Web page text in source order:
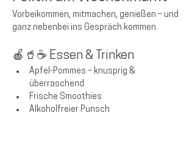
Vorbeikommen, mitmachen, genießen – und
ganz nebenbei ins Gespräch kommen.
🍎🥤☕ Essen & Trinken
Apfel-Pommes – knusprig &
überraschend
Frische Smoothies
Alkoholfreier Punsch